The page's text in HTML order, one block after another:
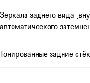
Зеркала заднего вида
автоматического
Тонированные задние